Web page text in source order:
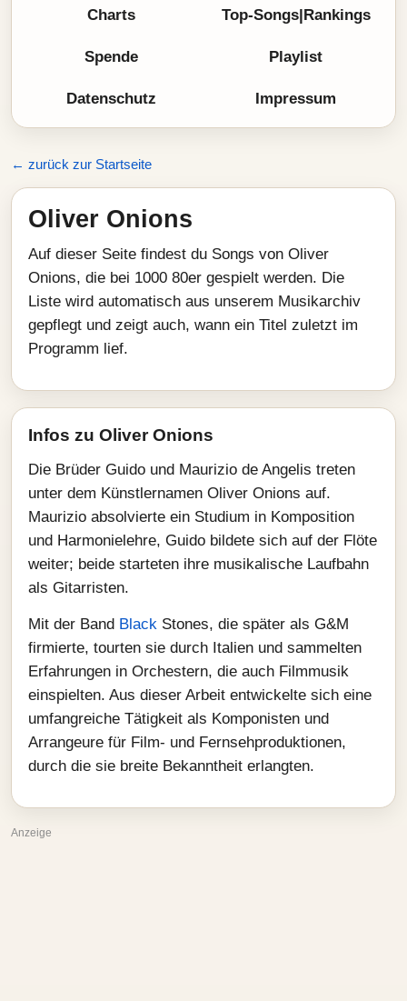
Charts Top-Songs|Rankings
Spende Playlist
Datenschutz Impressum
← zurück zur Startseite
Oliver Onions
Auf dieser Seite findest du Songs von Oliver
Onions, die bei 1000 80er gespielt werden. Die
Liste wird automatisch aus unserem Musikarchiv
gepflegt und zeigt auch, wann ein Titel zuletzt im
Programm lief.
Infos zu Oliver Onions
Die Brüder Guido und Maurizio de Angelis treten
unter dem Künstlernamen Oliver Onions auf.
Maurizio absolvierte ein Studium in Komposition
und Harmonielehre, Guido bildete sich auf der Flöte
weiter; beide starteten ihre musikalische Laufbahn
als Gitarristen.
Mit der Band Black Stones, die später als G&M
firmierte, tourten sie durch Italien und sammelten
Erfahrungen in Orchestern, die auch Filmmusik
einspielten. Aus dieser Arbeit entwickelte sich eine
umfangreiche Tätigkeit als Komponisten und
Arrangeure für Film- und Fernsehproduktionen,
durch die sie breite Bekanntheit erlangten.
Anzeige